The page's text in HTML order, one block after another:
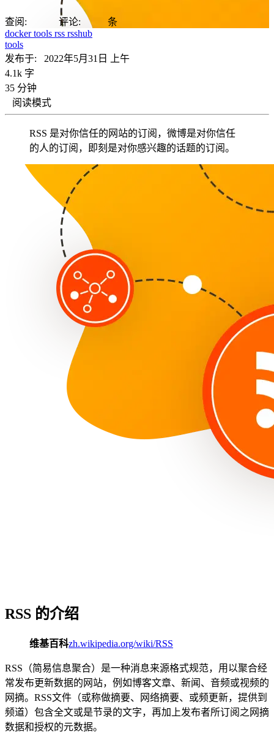
查阅: 评论:
条
docker tools rss rsshub
tools
发布于:
2022年5月31日 上午
4.1k 字
35 分钟
阅读模式
RSS 是对你信任的网站的订阅，微博是对你信任
的人的订阅，即刻是对你感兴趣的话题的订阅。
RSS 的介绍
维基百科zh.wikipedia.org/wiki/RSS
RSS（简易信息聚合）是一种消息来源格式规范，用以聚合经
常发布更新数据的网站，例如博客文章、新闻、音频或视频的
网摘。RSS文件（或称做摘要、网络摘要、或频更新，提供到
频道）包含全文或是节录的文字，再加上发布者所订阅之网摘
数据和授权的元数据。